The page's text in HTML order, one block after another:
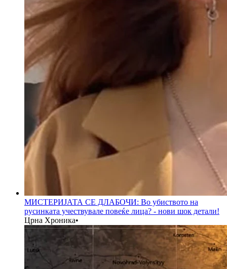
МИСТЕРИЈАТА СЕ ДЛАБОЧИ: Во убиството на
русинката учествувале повеќе лица? - нови шок детали!
Црна Хроника•